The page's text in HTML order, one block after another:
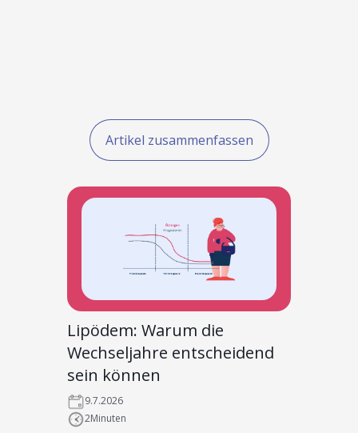
Artikel zusammenfassen
Lipödem: Warum die
Wechseljahre entscheidend
sein können
9.7.2026
2Minuten